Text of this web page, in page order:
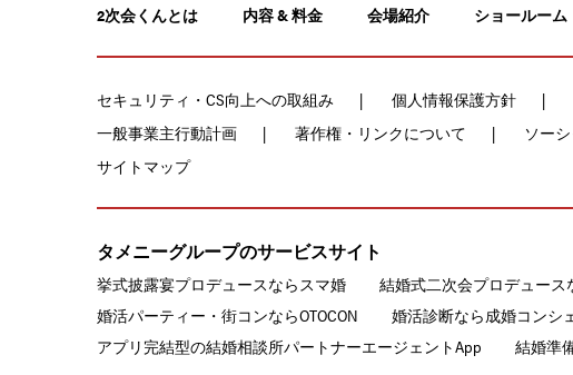
2次会くんとは 内容 & 料金 会場紹介 ショールーム
セキュリティ・CS向上への取組み 個人情報保護方針
一般事業主行動計画
著作権・リンクについて ソー
サイトマップ
タメニーグループのサービスサイト
挙式披露宴プロデュースならスマ婚 結婚式二次会プロデュース
婚活パーティー・街コンならOTOCON
婚活診断なら成婚コンシ
アプリ完結型の結婚相談所パートナーエージェントApp
結婚準